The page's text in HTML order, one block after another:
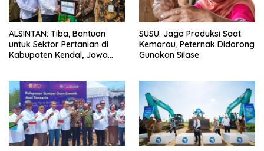
ALSINTAN: Tiba, Bantuan
untuk Sektor Pertanian di
Kabupaten Kendal, Jawa
SUSU: Jaga Produksi Saat
Kemarau, Peternak Didorong
Gunakan Silase